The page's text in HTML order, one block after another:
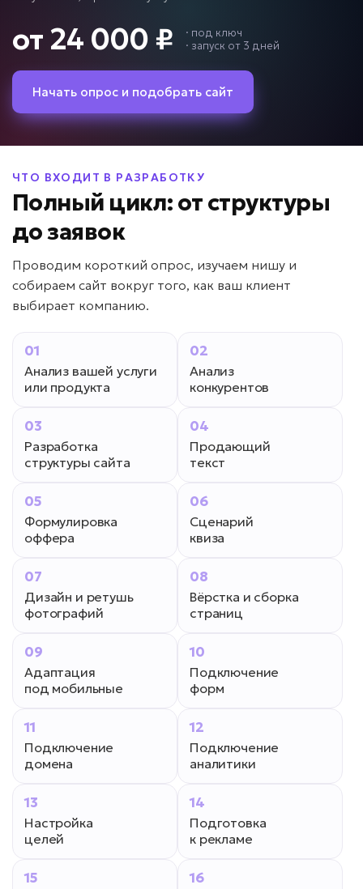
от 24 000 ₽ · под ключ
· запуск от 3 дней
Начать опрос и подобрать сайт
ЧТО ВХОДИТ В РАЗРАБОТКУ
Полный цикл: от структуры
до заявок
Проводим короткий опрос, изучаем нишу и
собираем сайт вокруг того, как ваш клиент
выбирает компанию.
01
Анализ вашей услуги
или продукта
02
Анализ
конкурентов
03
Разработка
структуры сайта
04
Продающий
текст
05
Формулировка
оффера
06
Сценарий
квиза
07
Дизайн и ретушь
фотографий
08
Вёрстка и сборка
страниц
09
Адаптация
под мобильные
10
Подключение
форм
11
Подключение
домена
12
Подключение
аналитики
13
Настройка
целей
14
Подготовка
к рекламе
15 16